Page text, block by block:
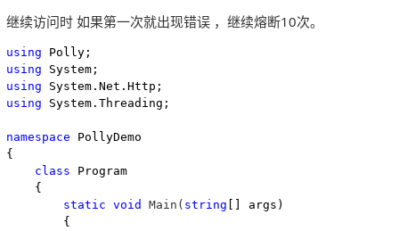
继续访问时 如果第一次就出现错误 ，继续熔断10次。
using
using
using
using System.Threading;
namespace PollyDemo
{
class Program
    {
static void Main( string [] args)
        {